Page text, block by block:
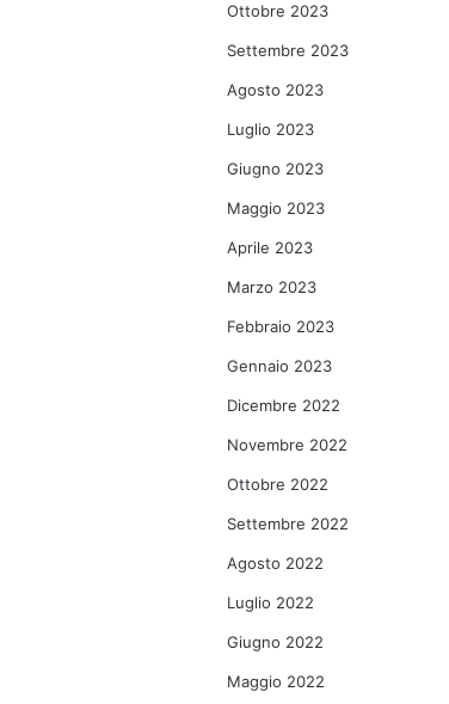
Ottobre 2023
Settembre 2023
Agosto 2023
Luglio 2023
Giugno 2023
Maggio 2023
Aprile 2023
Marzo 2023
Febbraio 2023
Gennaio 2023
Dicembre 2022
Novembre 2022
Ottobre 2022
Settembre 2022
Agosto 2022
Luglio 2022
Giugno 2022
Maggio 2022